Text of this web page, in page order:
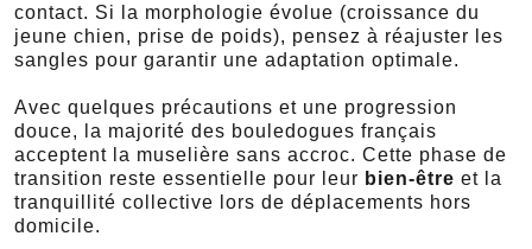
contact. Si la morphologie évolue (croissance du
jeune chien, prise de poids), pensez à réajuster les
sangles pour garantir une adaptation optimale.
Avec quelques précautions et une progression
douce, la majorité des bouledogues français
acceptent la muselière sans accroc. Cette phase de
transition reste essentielle pour leur bien-être et la
tranquillité collective lors de déplacements hors
domicile.